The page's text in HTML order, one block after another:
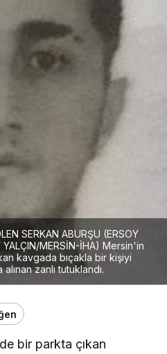
SERKAN ABURŞU (ERSOY
YALÇIN/MERSİN-İHA) Mersin'in
kavgada bıçakla bir kişiyi
zanlı tutuklandı.
bir parkta çıkan